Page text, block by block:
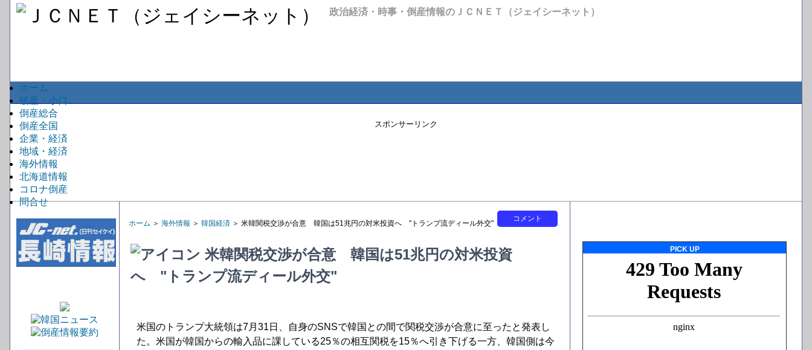
政治経済・時事・倒産情報のＪＣＮＥＴ（ジェイシーネット）
ホーム
破産・小口
倒産総合
倒産全国
企業・経済
地域・経済
海外情報
北海道情報
コロナ倒産
問合せ
スポンサーリンク
コメント
ホーム ＞ 海外情報 ＞ 韓国経済 ＞ 米韓関税交渉が合意 韓国は51兆円の対米投資へ "トランプ流ディール外交"
米韓関税交渉が合意 韓国は51兆円の対米投資
へ "トランプ流ディール外交"
米国のトランプ大統領は7月31日、自身のSNSで韓国との間で関税交渉が合意に至ったと発表し
た。米国が韓国からの輸入品に課している25％の相互関税を15％へ引き下げる一方、韓国側は今
PICK UP